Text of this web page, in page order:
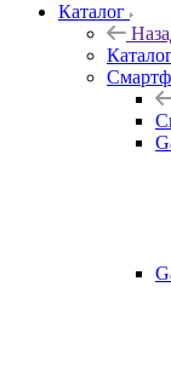
Каталог